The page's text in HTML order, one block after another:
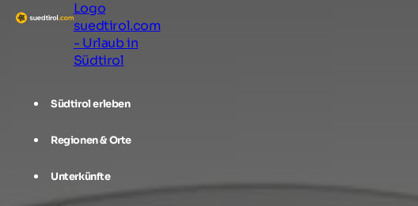
Logo
suedtirol.com
- Urlaub in
Südtirol
Südtirol erleben
Regionen & Orte
Unterkünfte